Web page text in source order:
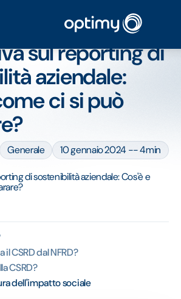
di sostenibilità aziendale: Cos'è e come
sul reporting di
aziendale:
ci si può
Generale 10 gennaio 2024 -- 4min
CSRD dal NFRD?
CSRD?
dell'impatto sociale